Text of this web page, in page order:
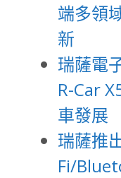
端多領
新
瑞薩電
R-Car
車發展
瑞薩推
Fi/